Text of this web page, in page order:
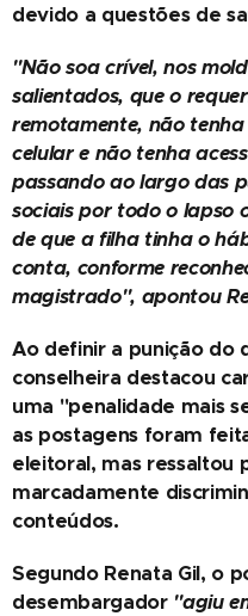
devido a questões de
"Não soa crível, nos
salientados, que o
remotamente, não
celular e não tenha
passando ao largo das
sociais por todo o lapso
de que a filha tinha o
conta, conforme
magistrado", apontou
Ao definir a punição do
conselheira destacou
uma "penalidade mais
as postagens foram
eleitoral, mas ressaltou
marcadamente
conteúdos.
Segundo Renata Gil, o
desembargador "agiu